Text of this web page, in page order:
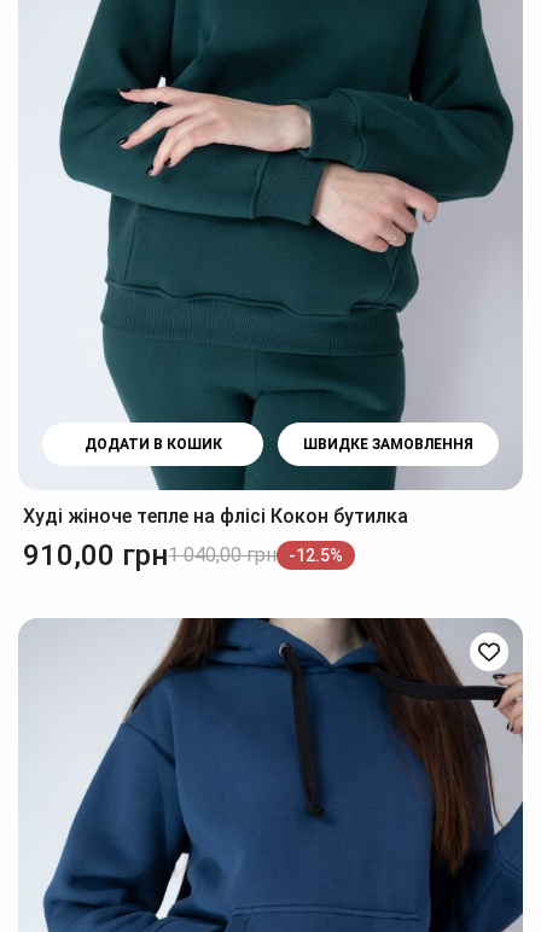
ДОДАТИ В КОШИК ШВИДКЕ ЗАМОВЛЕННЯ
Худі жіноче тепле на флісі Кокон бутилка
910,00 грн1 040,00 грн -12.5%